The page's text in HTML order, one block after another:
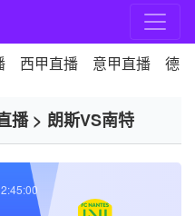
西甲直播 意甲直播 德
播> 朗斯VS南特